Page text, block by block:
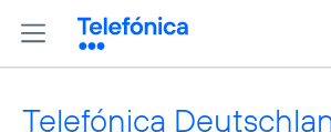
Telefónica